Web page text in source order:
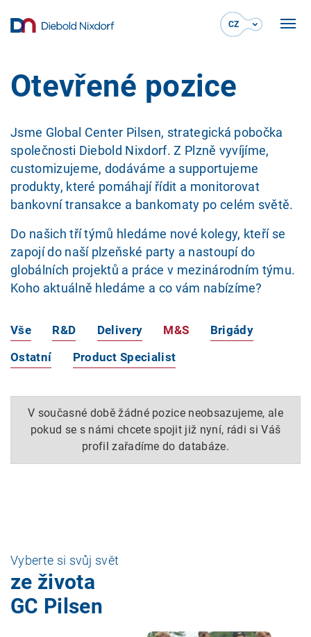
CZ
Otevřené pozice
Jsme Global Center Pilsen, strategická pobočka
společnosti Diebold Nixdorf. Z Plzně vyvíjíme,
customizujeme, dodáváme a supportujeme
produkty, které pomáhají řídit a monitorovat
bankovní transakce a bankomaty po celém světě.
Do našich tří týmů hledáme nové kolegy, kteří se
zapojí do naší plzeňské party a nastoupí do
globálních projektů a práce v mezinárodním týmu.
Koho aktuálně hledáme a co vám nabízíme?
Vše R&D Delivery M&S
Brigády
Ostatní
Product Specialist
V současné době žádné pozice neobsazujeme, ale
pokud se s námi chcete spojit již nyní, rádi si Váš
profil zařadíme do databáze.
Vyberte si svůj svět
ze života
GC Pilsen